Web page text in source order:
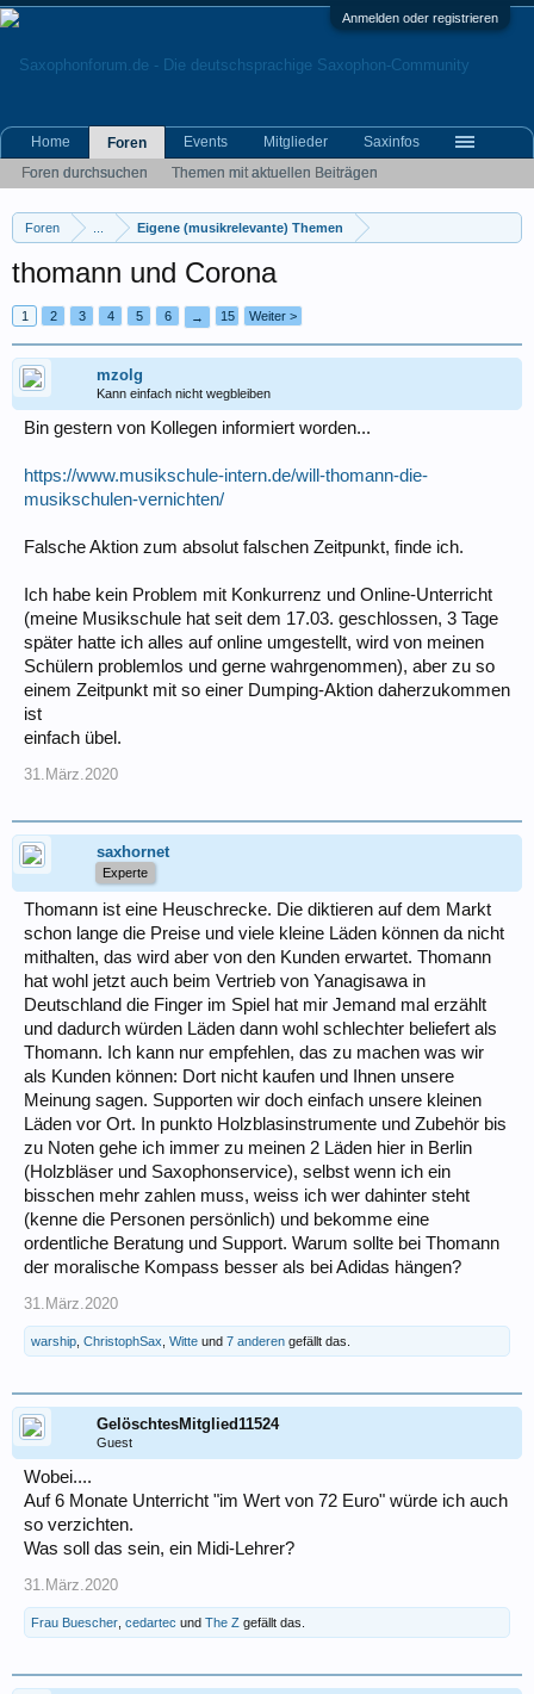
Anmelden oder registrieren
Foren Eigene (musikrelevante) Themen
thomann und Corona
1 2 3 4 5 6 → 15 Weiter >
mzolg
Kann einfach nicht wegbleiben
Bin gestern von Kollegen informiert worden...
https://www.musikschule-intern.de/will-thomann-die-
musikschulen-vernichten/
Falsche Aktion zum absolut falschen Zeitpunkt, finde ich.
Ich habe kein Problem mit Konkurrenz und Online-Unterricht
(meine Musikschule hat seit dem 17.03. geschlossen, 3 Tage
später hatte ich alles auf online umgestellt, wird von meinen
Schülern problemlos und gerne wahrgenommen), aber zu so
einem Zeitpunkt mit so einer Dumping-Aktion daherzukommen
ist
einfach übel.
31.März.2020
saxhornet
Experte
Thomann ist eine Heuschrecke. Die diktieren auf dem Markt
schon lange die Preise und viele kleine Läden können da nicht
mithalten, das wird aber von den Kunden erwartet. Thomann
hat wohl jetzt auch beim Vertrieb von Yanagisawa in
Deutschland die Finger im Spiel hat mir Jemand mal erzählt
und dadurch würden Läden dann wohl schlechter beliefert als
Thomann. Ich kann nur empfehlen, das zu machen was wir
als Kunden können: Dort nicht kaufen und Ihnen unsere
Meinung sagen. Supporten wir doch einfach unsere kleinen
Läden vor Ort. In punkto Holzblasinstrumente und Zubehör bis
zu Noten gehe ich immer zu meinen 2 Läden hier in Berlin
(Holzbläser und Saxophonservice), selbst wenn ich ein
bisschen mehr zahlen muss, weiss ich wer dahinter steht
(kenne die Personen persönlich) und bekomme eine
ordentliche Beratung und Support. Warum sollte bei Thomann
der moralische Kompass besser als bei Adidas hängen?
31.März.2020
warship ChristophSax Witte und 7 anderen gefällt das.
GelöschtesMitglied11524
Guest
Wobei....
Auf 6 Monate Unterricht "im Wert von 72 Euro" würde ich auch
so verzichten.
Was soll das sein, ein Midi-Lehrer?
31.März.2020
Frau Buescher cedartec und The Z gefällt das.
Home
Foren
Foren durchsuchen
Themen mit aktuellen Beiträgen
Events Mitglieder Saxinfos